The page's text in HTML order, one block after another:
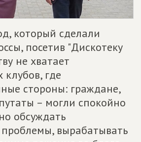
который сделали
посетив "Дискотеку
не хватает
клубов, где
стороны: граждане,
– могли спокойно
обсуждать
вырабатывать